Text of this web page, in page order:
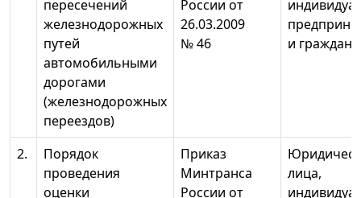
пересечений
железнодорожных
путей
автомобильными
дорогами
(железнодорожных
переездов)
России от
26.03.2009
№ 46
и граждане
2.
Порядок
проведения
оценки
Приказ
Минтранса
России от
лица,